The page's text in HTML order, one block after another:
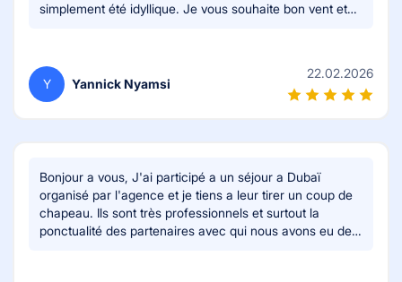
simplement été idyllique. Je vous souhaite bon vent et
Y Yannick Nyamsi
22.02.2026
Bonjour a vous, J'ai participé a un séjour a Dubaï
organisé par l'agence et je tiens a leur tirer un coup de
chapeau. Ils sont très professionnels et surtout la
ponctualité des partenaires avec qui nous avons eu des